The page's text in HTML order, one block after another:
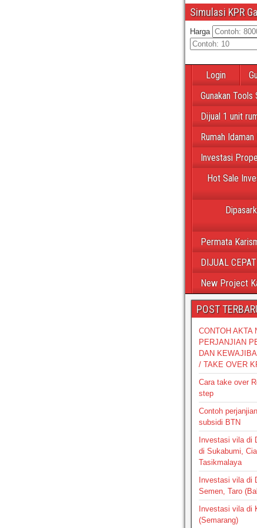
Simulasi KPR
Harga
Login
Gunakan
Dijual 1 unit
Rumah
Investasi
Hot Sale
Permata
DIJUAL
New Project
POST
CONTOH AKTA
PERJANJIAN
DAN
/ TAKE OVER
Cara take over
step
Contoh
subsidi BTN
Investasi vila di
di Sukabumi,
Tasikmalaya
Investasi vila di
Semen, Taro
Investasi vila di
(Semarang)